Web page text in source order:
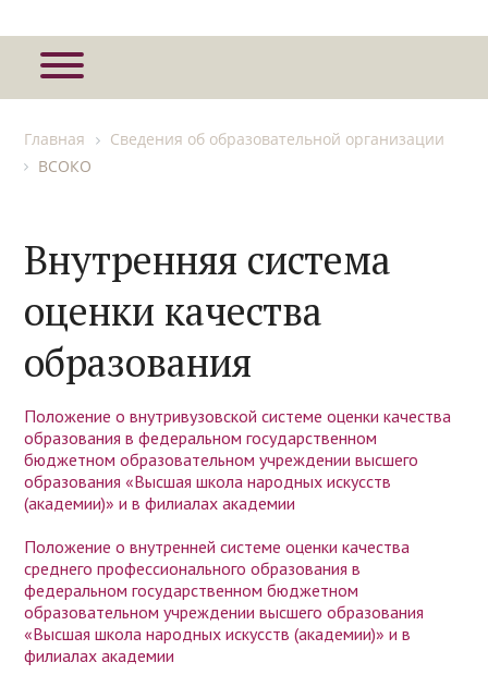
Главная
Сведения об образовательной организации
ВСОКО
Внутренняя система
оценки качества
образования
Положение о внутривузовской системе оценки качества
образования в федеральном государственном
бюджетном образовательном учреждении высшего
образования «Высшая школа народных искусств
(академии)» и в филиалах академии
Положение о внутренней системе оценки качества
среднего профессионального образования в
федеральном государственном бюджетном
образовательном учреждении высшего образования
«Высшая школа народных искусств (академии)» и в
филиалах академии